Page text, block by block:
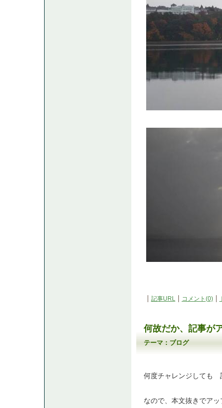
記事URL コメント(0)
何故だか、記事が
テーマ：ブログ
何度チャレンジしても
なので、本文抜きでア